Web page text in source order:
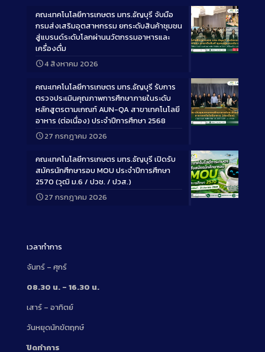
Long
คณะเทคโนโลยีการเกษตร มทร.ธัญบุรี จับมือ
กรมส่งเสริมอุตสาหกรรม ยกระดับสินค้าชุมชน
สู่แบรนด์ระดับโลกผ่านนวัตกรรมอาหารและ
เครื่องดื่ม
4 สิงหาคม 2026
Long
คณะเทคโนโลยีการเกษตร มทร.ธัญบุรี รับการ
ตรวจประเมินคุณภาพการศึกษาภายในระดับ
หลักสูตรตามเกณฑ์ AUN-QA สาขาเทคโนโลยี
อาหาร (ต่อเนื่อง) ประจำปีการศึกษา 2568
27 กรกฎาคม 2026
Long
คณะเทคโนโลยีการเกษตร มทร.ธัญบุรี เปิดรับ
สมัครนักศึกษารอบ MOU ประจำปีการศึกษา
2570 (วุฒิ ม.6 / ปวช. / ปวส.)
27 กรกฎาคม 2026
เวลาทำการ
จันทร์ – ศุกร์
08.30 น. – 16.30 น.
เสาร์ – อาทิตย์
วันหยุดนักขัตฤกษ์
ปิดทำการ